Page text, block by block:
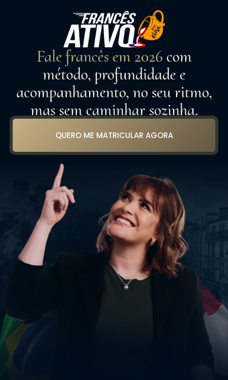
Fale francês em 2026 com
método, profundidade e
acompanhamento, no seu ritmo,
mas sem caminhar sozinha.
QUERO ME MATRICULAR AGORA